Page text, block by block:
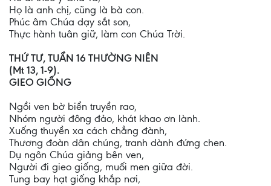
Họ là anh chị, cũng là bà con.
Phúc âm Chúa dạy sắt son,
Thực hành tuân giữ, làm con Chúa Trời.
THỨ TƯ, TUẦN 16 THƯỜNG NIÊN
(Mt 13, 1-9).
GIEO GIỐNG
Ngồi ven bờ biển truyền rao,
Nhóm người đông đảo, khát khao ơn lành.
Xuống thuyền xa cách chẳng đành,
Thương đoàn dân chúng, tranh dành đứng chen.
Dụ ngôn Chúa giảng bên ven,
Người đi gieo giống, muối men giữa đời.
Tung bay hạt giống khắp nơi,